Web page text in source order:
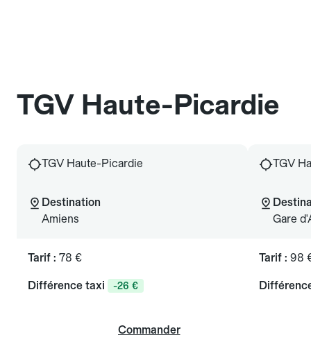
TGV Haute-Picardie
TGV Haute-Picardie
Destination
Amiens
Tarif : 78 €
Différence taxi -26 €
Commander
TGV
Gare
Tarif : 98